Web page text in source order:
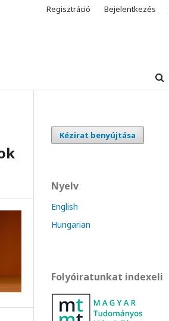
Regisztráció Bejelentkezés
Kézirat benyújtása
Nyelv
English
Hungarian
Folyóiratunkat indexeli